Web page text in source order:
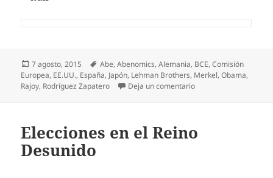
Publicado
el
7 agosto, 2015 Etiquetas
Abe,Abenomics,Alemania, BCE,Comisión
Europea, EE.UU., España, Japón, Lehman Brothers, Merkel,Obama,
Rajoy, Rodríguez Zapatero Deja un comentarioen Los salarios son la
Elecciones en el Reino
Desunido